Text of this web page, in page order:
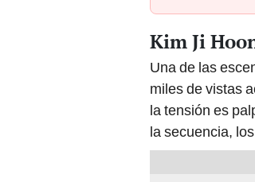
Kim Ji
Una de las
miles de vistas
la tensión es
la secuencia,